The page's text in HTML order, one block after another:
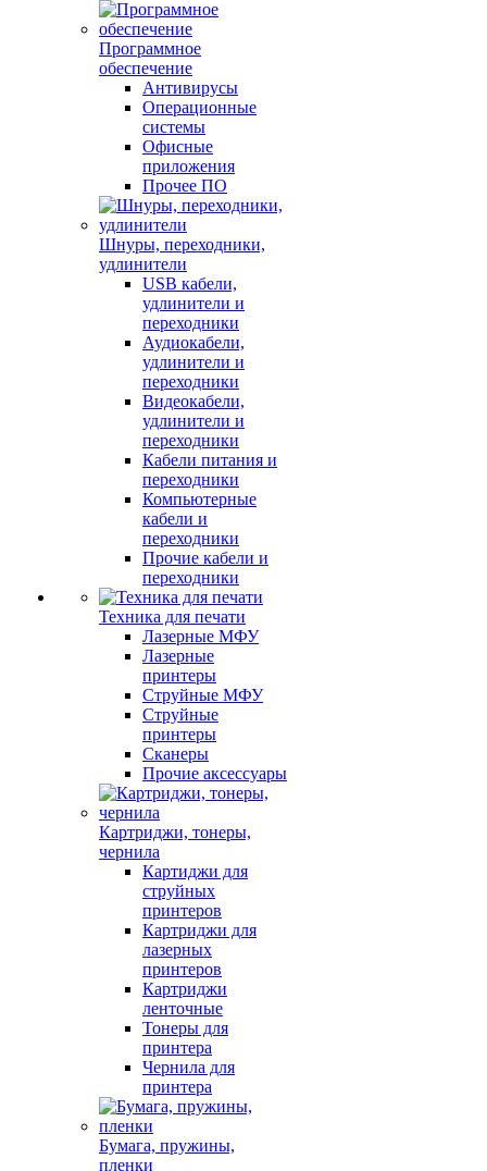
Программное
обеспечение
Антивирусы
Операционные
системы
Офисные
приложения
Прочее ПО
Шнуры, переходники,
удлинители
USB кабели,
удлинители и
переходники
Аудиокабели,
удлинители и
переходники
Видеокабели,
удлинители и
переходники
Кабели питания и
переходники
Компьютерные
кабели и
переходники
Прочие кабели и
переходники
Техника для печати
Лазерные МФУ
Лазерные
принтеры
Струйные МФУ
Струйные
принтеры
Сканеры
Прочие аксессуары
Картриджи, тонеры,
чернила
Картиджи для
струйных
принтеров
Картриджи для
лазерных
принтеров
Картриджи
ленточные
Тонеры для
принтера
Чернила для
принтера
Бумага, пружины,
пленки